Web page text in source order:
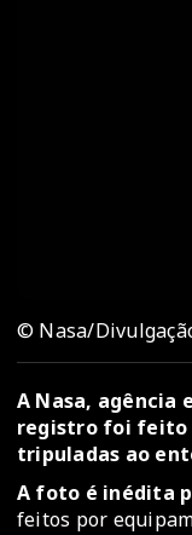
© Nasa/
A Nasa, agência
registro foi feito
tripuladas ao
A foto é inédita
feitos por